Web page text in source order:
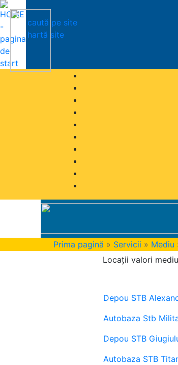
caută pe site
hartă site
Prima pagină » Servicii » Mediu
Locații valori mediu
Depou STB
Autobaza Stb
Depou STB
Autobaza STB